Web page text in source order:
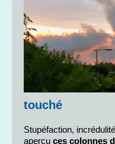
touché
Stupéfaction,
aperçu ces colonnes